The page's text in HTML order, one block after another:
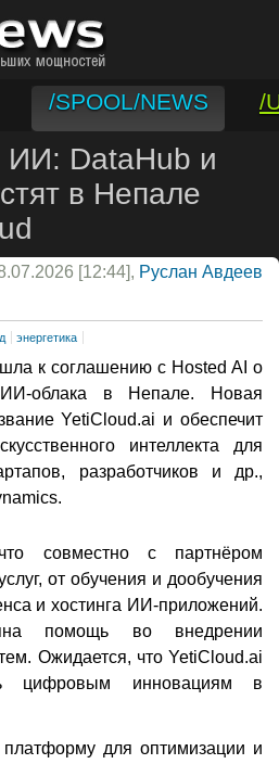
/SPOOL/NEWS
/
ИИ: DataHub и
в Непале
[12:44], Руслан Авдеев
энергетика
к соглашению с Hosted AI о
ИИ-облака в Непале. Новая
YetiCloud.ai и обеспечит
интеллекта для
разработчиков и др.,
совместно с партнёром
от обучения и дообучения
и хостинга ИИ-приложений.
помощь во внедрении
Ожидается, что YetiCloud.ai
цифровым инновациям в
платформу для оптимизации и